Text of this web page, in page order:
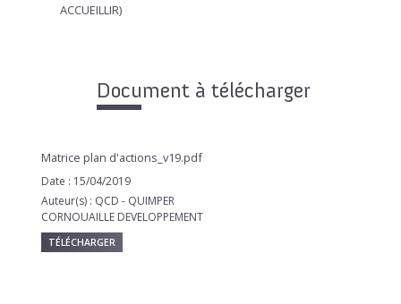
ACCUEILLIR)
Document à télécharger
Matrice plan d'actions_v19.pdf
Date : 15/04/2019
Auteur(s) : QCD - QUIMPER
CORNOUAILLE DEVELOPPEMENT
TÉLÉCHARGER